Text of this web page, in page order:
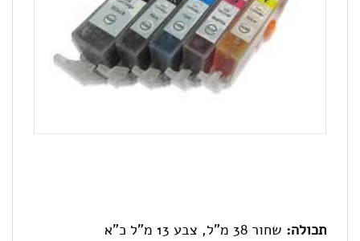
תכולה:שחור 38 מ"ל, צבע 13 מ"ל כ"א